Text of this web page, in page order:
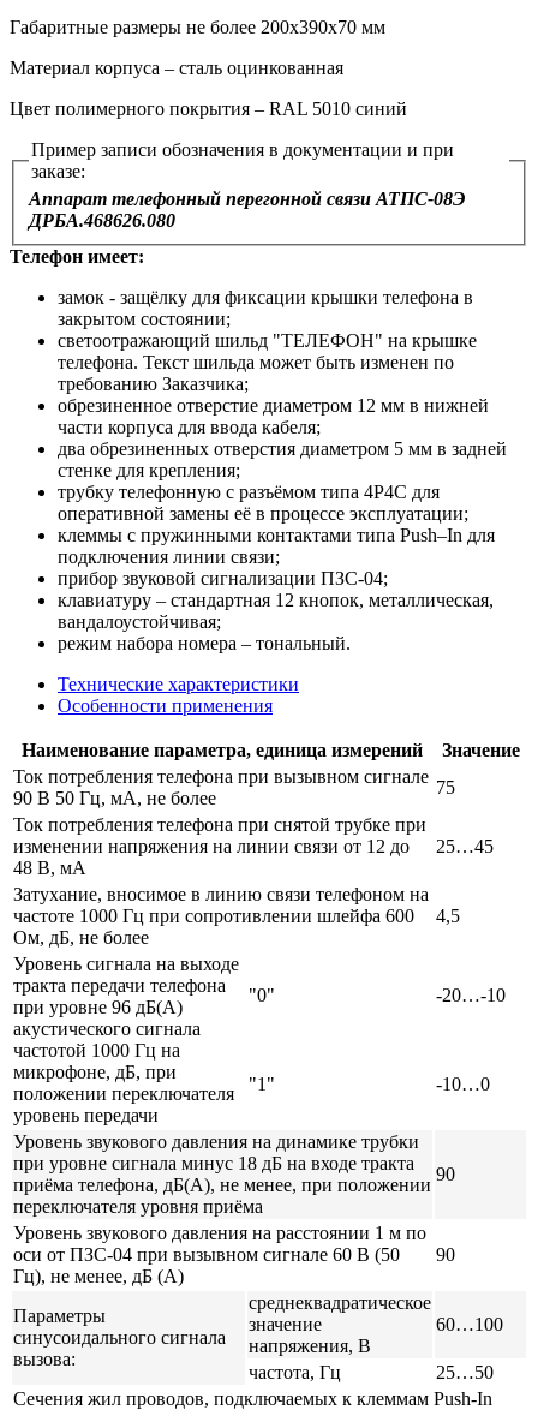
Габаритные размеры не более 200х390х70 мм
Материал корпуса – сталь оцинкованная
Цвет полимерного покрытия – RAL 5010 синий
Пример записи обозначения в документации и при
заказе:
Аппарат телефонный перегонной связи АТПС-08Э
ДРБА.468626.080
Телефон имеет:
замок - защёлку для фиксации крышки телефона в
закрытом состоянии;
светоотражающий шильд "ТЕЛЕФОН" на крышке
телефона. Текст шильда может быть изменен по
требованию Заказчика;
обрезиненное отверстие диаметром 12 мм в нижней
части корпуса для ввода кабеля;
два обрезиненных отверстия диаметром 5 мм в задней
стенке для крепления;
трубку телефонную с разъёмом типа 4Р4С для
оперативной замены её в процессе эксплуатации;
клеммы с пружинными контактами типа Push–In для
подключения линии связи;
прибор звуковой сигнализации ПЗС-04;
клавиатуру – стандартная 12 кнопок, металлическая,
вандалоустойчивая;
режим набора номера – тональный.
Технические характеристики
Особенности применения
Наименование параметра, единица измерений
Значение
Ток потребления телефона при вызывном сигнале
90 В 50 Гц, мА, не более
75
Ток потребления телефона при снятой трубке при
изменении напряжения на линии связи от 12 до
48 В, мА
25…45
Затухание, вносимое в линию связи телефоном на
частоте 1000 Гц при сопротивлении шлейфа 600
Ом, дБ, не более
4,5
Уровень сигнала на выходе
тракта передачи телефона
при уровне 96 дБ(А)
акустического сигнала
частотой 1000 Гц на
микрофоне, дБ, при
положении переключателя
уровень передачи
"0" -20…-10
"1" -10…0
Уровень звукового давления на динамике трубки
при уровне сигнала минус 18 дБ на входе тракта
приёма телефона, дБ(А), не менее, при положении
переключателя уровня приёма
90
Уровень звукового давления на расстоянии 1 м по
оси от ПЗС-04 при вызывном сигнале 60 В (50
Гц), не менее, дБ (А)
90
Параметры
синусоидального сигнала
вызова:
среднеквадратическое
значение
напряжения, В
60…100
частота, Гц
25…50
Сечения жил проводов, подключаемых к клеммам Push-In